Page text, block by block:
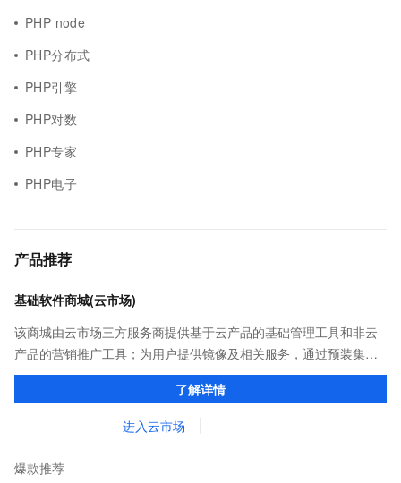
PHP node
PHP分布式
PHP引擎
PHP对数
PHP专家
PHP电子
产品推荐
基础软件商城(云市场)
该商城由云市场三方服务商提供基于云产品的基础管理工具和非云
产品的营销推广工具；为用户提供镜像及相关服务，通过预装集成
环境及软件，实现云服务器即开即于阿里云的独立软件类，包括商
业软件、系统软件、营销软件等。了解详情
进入云市场
爆款推荐